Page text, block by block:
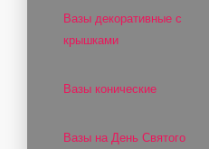
Вазы декоративные с
крышками
Вазы конические
Вазы на День Святого